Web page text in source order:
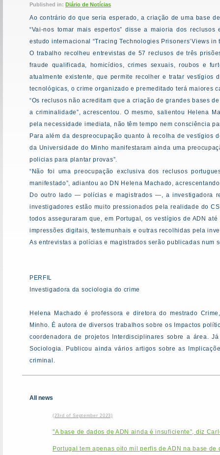
Published in: Diário de Notícias
Ao contrário do que seria esperado, a criação de uma base
“Vai-nos tomar mais espertos” disse a maioria dos
estudo internacional “Tracing Technologies Prisoners’Views in
O trabalho recolheu entrevistas de 57 reclusos de três
fraude qualificada, homicídios, crimes sexuais, roubos e
atualmente existente, que permite recolher e tratar vestígios
tecnológicas, o crime organizado e premeditado terá maiores
“Os reclusos não acreditam que a criação de grandes bases
a criminalidade”, acrescentou. O mesmo, salientou Helena
pela necessidade imediata, não têm tempo nem consciência
Para além da despreocupação quanto à recolha de vestígios
da Universidade do Minho manifestaram ainda uma
policias para plantar provas”.
“Não foi uma preocupação exclusiva dos reclusos
manifestado”, adiantou ao DN Helena Machado,
Do outro lado — polícias e magistrados —, a investigadora
investigadores estão muito pressionados pela realidade do
todos asseguraram que, em Portugal, os vestígios de ADN
impressões digitais, testemunhais e outras recolhidas pela
As entrevistas a polícias e magistrados serão publicadas num
PERFIL
Investigadora da sociologia do crime
Helena Machado é professora e diretora do mestrado
Minho. É autora de diversos trabalhos sobre os Impactos
coordenadora de projetos Interdisciplinares sobre a área.
Sociologia. Publicou ainda vários artigos sobre as
criminal.
All news
(23rd of September 2023)
"A base de dados de ADN ainda é insuficiente", diz
Portugal tem apenas oito mil perfis de ADN na base de